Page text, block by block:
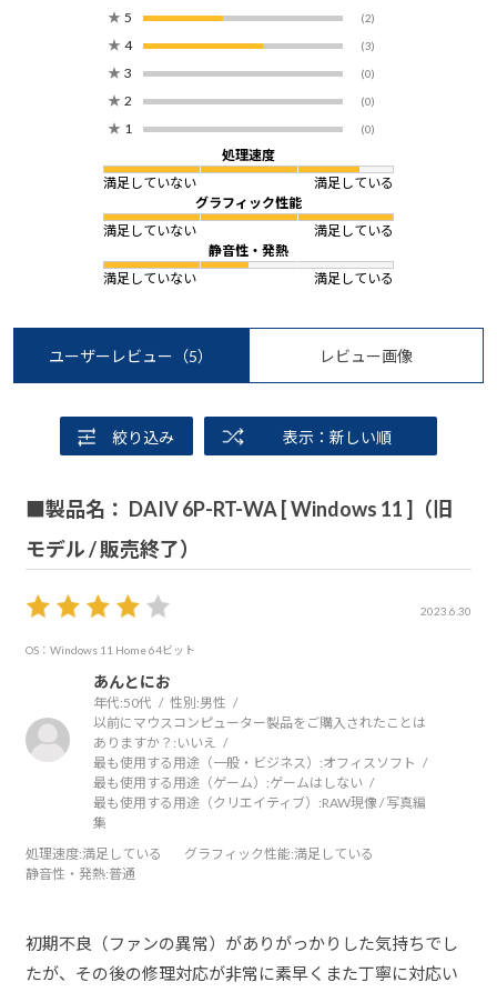
★ 5 (2)
★ 4 (3)
★ 3 (0)
★ 2 (0)
★ 1 (0)
処理速度
満足していない
満足している
グラフィック性能
満足していない
満足している
静音性・発熱
満足していない
満足している
ユーザーレビュー （5） レビュー画像
絞り込み 表示：新しい順
■製品名： DAIV 6P-RT-WA [ Windows 11 ]（旧
モデル / 販売終了）
2023.6.30
OS：Windows 11 Home 64ビット
あんとにお
年代:50代 性別:男性
以前にマウスコンピューター製品をご購入されたことは
ありますか？: いいえ
最も使用する用途（一般・ビジネス）:オフィスソフト
最も使用する用途（ゲーム）:ゲームはしない
最も使用する用途（クリエイティブ）:RAW現像 / 写真編
集
処理速度:満足している グラフィック性能:満足している
静音性・発熱:普通
初期不良（ファンの異常）がありがっかりした気持ちでし
たが、その後の修理対応が非常に素早くまた丁寧に対応い